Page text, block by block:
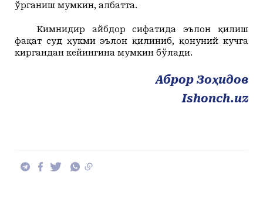
ўрганиш мумкин, албатта.
Кимнидир айбдор сифатида эълон қилиш
фақат суд ҳукми эълон қилиниб, қонуний кучга
киргандан кейингина мумкин бўлади.
Аброр Зоҳидов
Ishonch.uz